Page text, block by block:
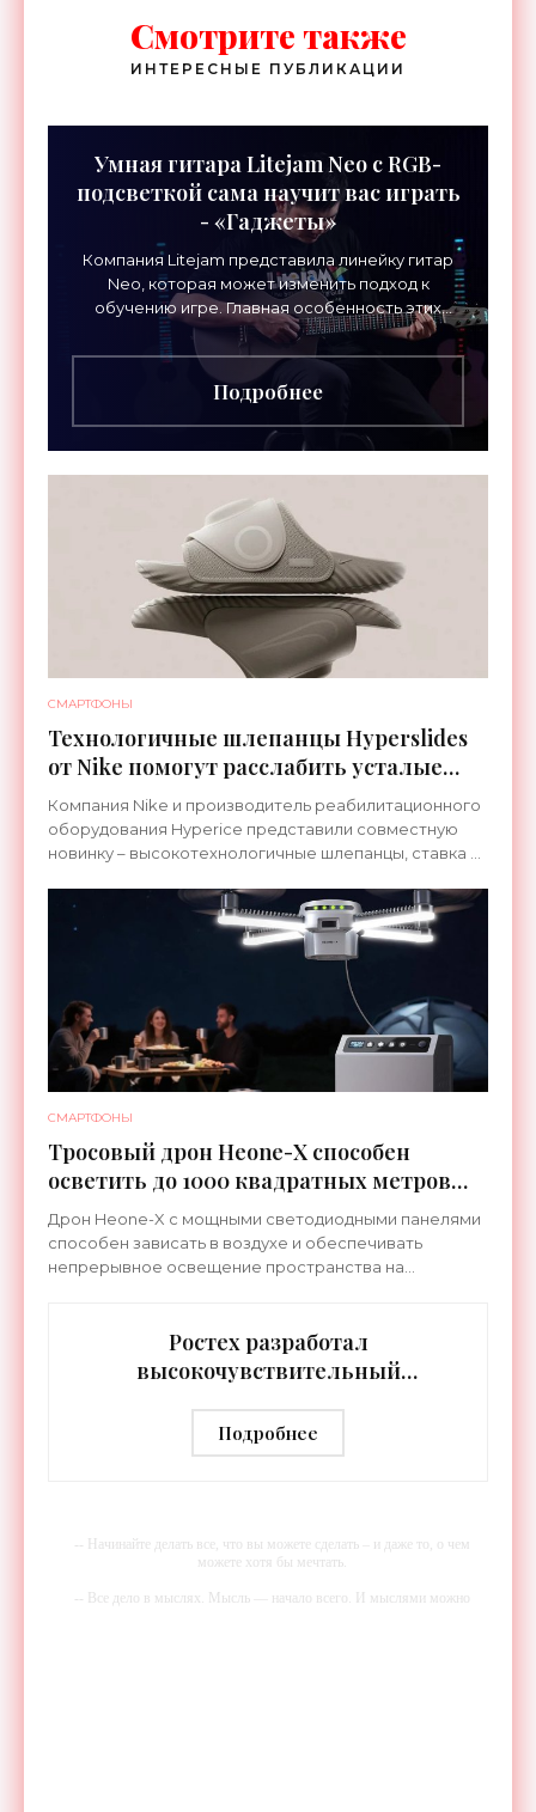
Смотрите также
ИНТЕРЕСНЫЕ ПУБЛИКАЦИИ
Умная гитара Litejam Neo с RGB-
подсветкой сама научит вас играть
- «Гаджеты»
Компания Litejam представила линейку гитар
Neo, которая может изменить подход к
обучению игре. Главная особенность этих
инструментов – встроенная RGB-подсветка
грифа. Светодиоды
Подробнее
СМАРТФОНЫ
Технологичные шлепанцы Hyperslides
от Nike помогут расслабить усталые
ноги после тренировки - «Гаджеты»
Компания Nike и производитель реабилитационного
оборудования Hyperice представили совместную
новинку – высокотехнологичные шлепанцы, ставка в
СМАРТФОНЫ
Тросовый дрон Heone-X способен
осветить до 1000 квадратных метров
земли - «Беспилотники»
Дрон Heone-X с мощными светодиодными панелями
способен зависать в воздухе и обеспечивать
непрерывное освещение пространства на
Ростех разработал
высокочувствительный
дальностью распознавания до 2 км
- «Гаджеты»
Подробнее
-- Начинайте делать все, что вы можете сделать – и даже то, о чем
можете хотя бы мечтать.
-- Все дело в мыслях. Мысль — начало всего. И мыслями можно